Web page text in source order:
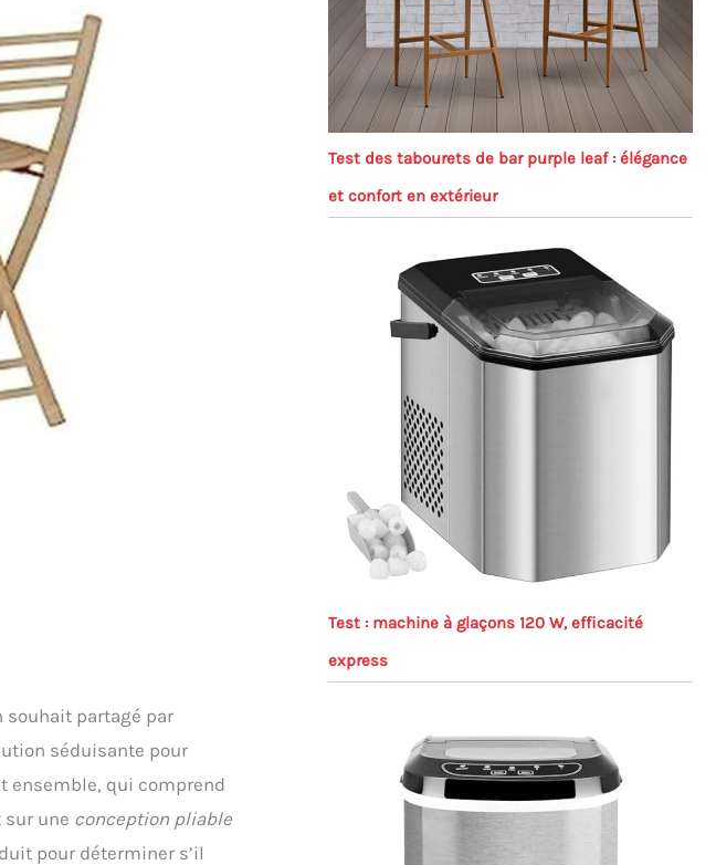
partagé par
séduisante pour
ensemble, qui comprend
une conception pliable
pour déterminer s’il
Test des tabourets de bar purple leaf : élégance
et confort en extérieur
Test : machine à glaçons 120 W, efficacité
express